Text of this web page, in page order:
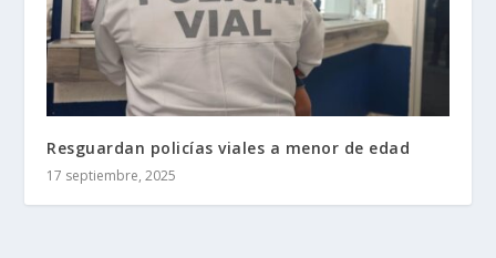
Resguardan policías viales a menor de edad
17 septiembre, 2025